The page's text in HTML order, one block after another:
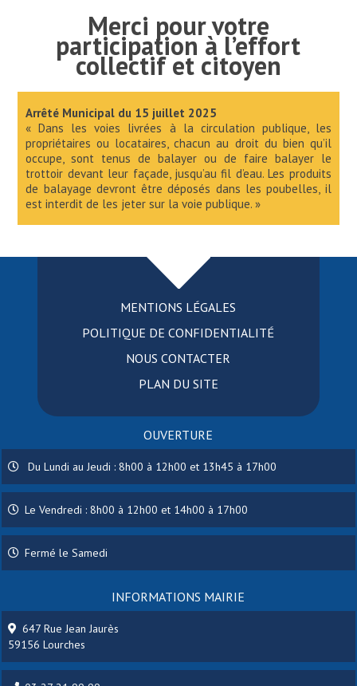
Merci pour votre
participation à l’effort
collectif et citoyen
Arrêté Municipal du 15 juillet 2025
« Dans les voies livrées à la circulation publique, les
propriétaires ou locataires, chacun au droit du bien qu’il
occupe, sont tenus de balayer ou de faire balayer le
trottoir devant leur façade, jusqu’au fil d’eau. Les produits
de balayage devront être déposés dans les poubelles, il
est interdit de les jeter sur la voie publique. »
MENTIONS LÉGALES
POLITIQUE DE CONFIDENTIALITÉ
NOUS CONTACTER
PLAN DU SITE
OUVERTURE
Du Lundi au Jeudi : 8h00 à 12h00 et 13h45 à 17h00
Le Vendredi : 8h00 à 12h00 et 14h00 à 17h00
Fermé le Samedi
INFORMATIONS MAIRIE
647 Rue Jean Jaurès
59156 Lourches